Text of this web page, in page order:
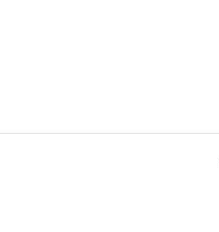
verbinden zeitloses Design mit